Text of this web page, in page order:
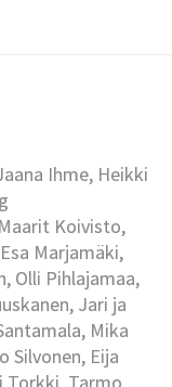
Ihme, Heikki
Koivisto,
Marjamäki,
Olli Pihlajamaa,
Jari ja
Mika
Silvonen, Eija